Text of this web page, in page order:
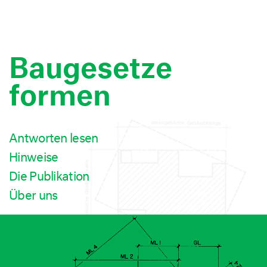
Baugesetze
formen
Antworten lesen
Hinweise
Die Publikation
Über uns
Direktor EspaceSuisse